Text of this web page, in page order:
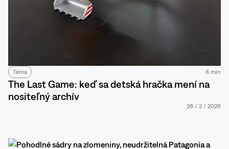
Téma 8 min
The Last Game: keď sa detská hračka mení na
nositeľný archív
26 / 2 / 2026